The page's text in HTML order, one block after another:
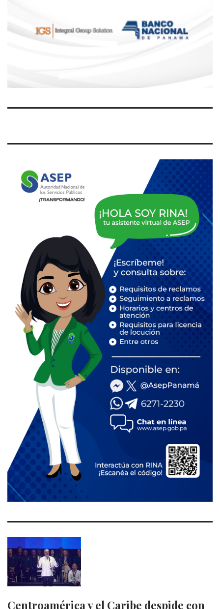
Centroamérica y el Caribe despide con